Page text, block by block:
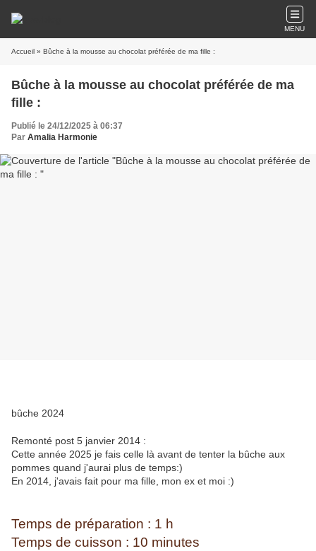
MENU
Accueil » Bûche à la mousse au chocolat préférée de ma fille :
Bûche à la mousse au chocolat préférée de ma
fille :
Publié le 24/12/2025 à 06:37
Par Amalia Harmonie
bûche 2024
Remonté post 5 janvier 2014 :
Cette année 2025 je fais celle là avant de tenter la bûche aux
pommes quand j'aurai plus de temps:)
En 2014, j'avais fait pour ma fille, mon ex et moi :)
Temps de préparation : 1 h
Temps de cuisson : 10 minutes